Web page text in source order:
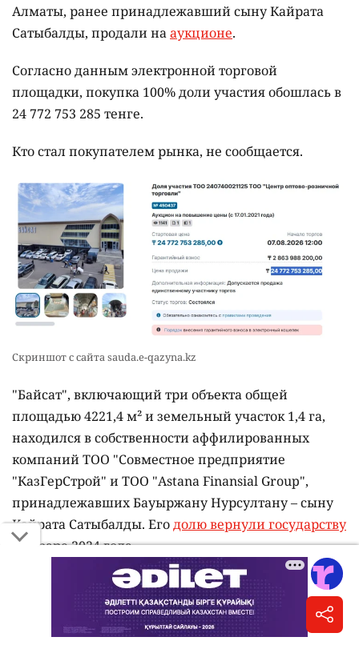
Алматы, ранее принадлежавший сыну Кайрата
Сатыбалды, продали нааукционе.
Согласно данным электронной торговой
площадки, покупка 100% доли участия обошлась в
24 772 753 285 тенге.
Кто стал покупателем рынка, не сообщается.
Скриншот с сайта sauda.e-qazyna.kz
"Байсат", включающий три объекта общей
площадью 4221,4 м² и земельный участок 1,4 га,
находился в собственности аффилированных
компаний ТОО "Совместное предприятие
"КазГерСтрой" и ТОО "Astana Finansial Group",
принадлежавших Бауыржану Нурсултану – сыну
Кайрата Сатыбалды. Егодолю вернули государству
в январе 2024 года.
В рамках досудебного расследования Кайрат
Сатыбалды добровольно передал государству
большую часть рынка. На баланс Компании по